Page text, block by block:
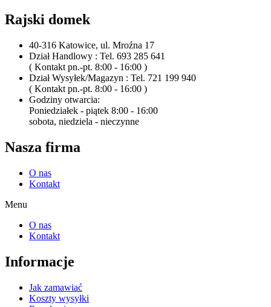
Rajski domek
40-316 Katowice, ul. Mroźna 17
Dział Handlowy : Tel. 693 285 641
( Kontakt pn.-pt. 8:00 - 16:00 )
Dział Wysyłek/Magazyn : Tel. 721 199 940
( Kontakt pn.-pt. 8:00 - 16:00 )
Godziny otwarcia:
Poniedziałek - piątek 8:00 - 16:00
sobota, niedziela - nieczynne
Nasza firma
O nas
Kontakt
Menu
O nas
Kontakt
Informacje
Jak zamawiać
Koszty wysyłki